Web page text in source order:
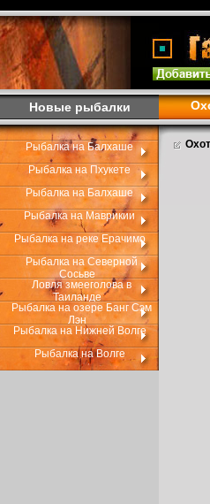
Новые рыбалки
Рыбалка на Балхаше
Рыбалка на Пхукете
Рыбалка на Балхаше
Рыбалка на Маврикии
Рыбалка на реке Ерачимо
Рыбалка на Северной
Сосьве
Ловля змееголова в
Таиланде
Рыбалка на озере Банг Сэм
Лэн
Рыбалка на Нижней Волге
Рыбалка на Волге